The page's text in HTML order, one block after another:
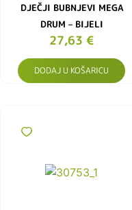
DJEČJI BUBNJEVI MEGA
DRUM – BIJELI
27,63 €
DODAJ U KOŠARICU